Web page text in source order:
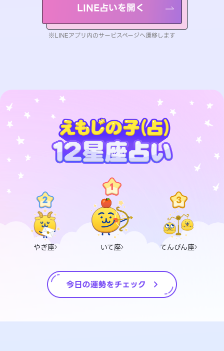
LINE占いを開く
※LINEアプリ内のサービスページへ遷移します
やぎ座 いて座 てんびん座